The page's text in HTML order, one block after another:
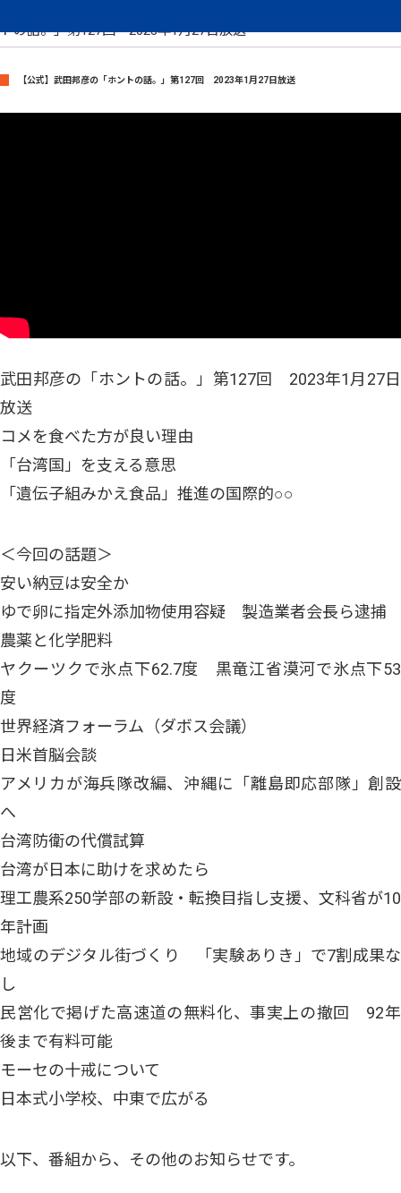
トの話。」第127回 2023年1月27日放送
【公式】武田邦彦の「ホントの話。」第127回 2023年1月27日放送
武田邦彦の「ホントの話。」第127回 2023年1月27日
放送
コメを食べた方が良い理由
「台湾国」を支える意思
「遺伝子組みかえ食品」推進の国際的○○
＜今回の話題＞
安い納豆は安全か
ゆで卵に指定外添加物使用容疑 製造業者会長ら逮捕
農薬と化学肥料
ヤクーツクで氷点下62.7度 黒竜江省漠河で氷点下53
度
世界経済フォーラム（ダボス会議）
日米首脳会談
アメリカが海兵隊改編、沖縄に「離島即応部隊」創設
へ
台湾防衛の代償試算
台湾が日本に助けを求めたら
理工農系250学部の新設・転換目指し支援、文科省が10
年計画
地域のデジタル街づくり 「実験ありき」で7割成果な
し
民営化で掲げた高速道の無料化、事実上の撤回 92年
後まで有料可能
モーセの十戒について
日本式小学校、中東で広がる
以下、番組から、その他のお知らせです。